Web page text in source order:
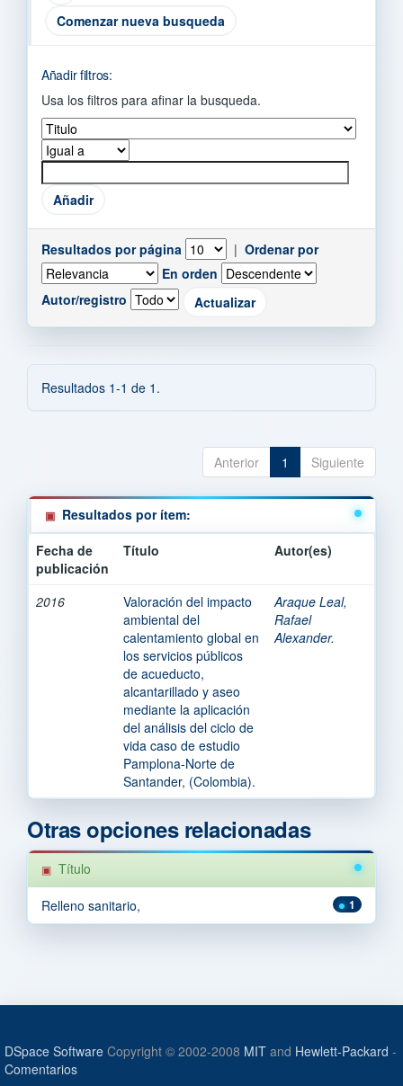
Comenzar nueva busqueda
Añadir filtros:
Usa los filtros para afinar la busqueda.
Resultados por página | Ordenar por
En orden
Autor/registro
Resultados 1-1 de 1.
Anterior 1 Siguiente
Resultados por ítem:
Fecha de
publicación
Título Autor(es)
2016
Valoración del impacto
ambiental del
calentamiento global en
los servicios públicos
de acueducto,
alcantarillado y aseo
mediante la aplicación
del análisis del ciclo de
vida caso de estudio
Pamplona-Norte de
Santander, (Colombia).
Araque Leal,
Rafael
Alexander.
Otras opciones relacionadas
Título
1
Relleno sanitario,
DSpace Software Copyright © 2002-2008 MIT and Hewlett-Packard -
Comentarios